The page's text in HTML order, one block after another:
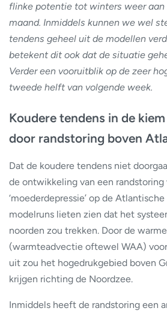
flinke potentie tot winters weer aan
maand. Inmiddels kunnen we wel
tendens geheel uit de modellen
betekent dit ook dat de situatie
Verder een vooruitblik op de zeer
tweede helft van volgende week.
Koudere tendens in de
door randstoring boven
Dat de koudere tendens niet
de ontwikkeling van een randstoring
‘moederdepressie’ op de
modelruns lieten zien dat het
noorden zou trekken. Door de
(warmteadvectie oftewel WAA)
uit zou het hogedrukgebied boven
krijgen richting de Noordzee.
Inmiddels heeft de randstoring een